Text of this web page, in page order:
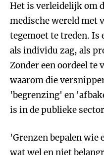
Het is verleidelijk om
medische wereld met
tegemoet te treden. Is
als individu zag, als
Zonder een oordeel te
waarom die
'begrenzing' en
is in de publieke
'Grenzen bepalen wie
wat wel en niet